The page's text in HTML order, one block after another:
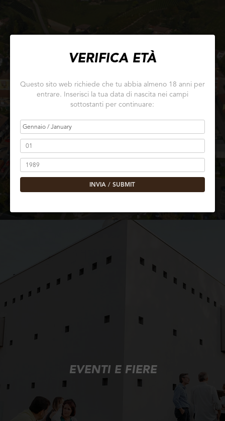
EVENTI E FIERE
VERIFICA ETÀ
Questo sito web richiede che tu abbia almeno 18 anni per
entrare. Inserisci la tua data di nascita nei campi
sottostanti per continuare:
INVIA / SUBMIT